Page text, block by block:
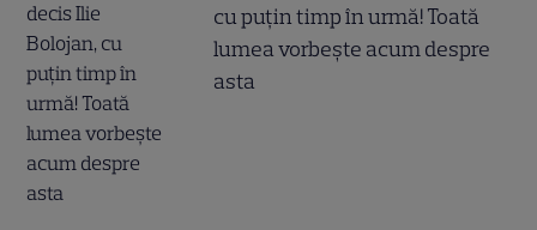
cu puțin timp în urmă! Toată
lumea vorbește acum despre
asta